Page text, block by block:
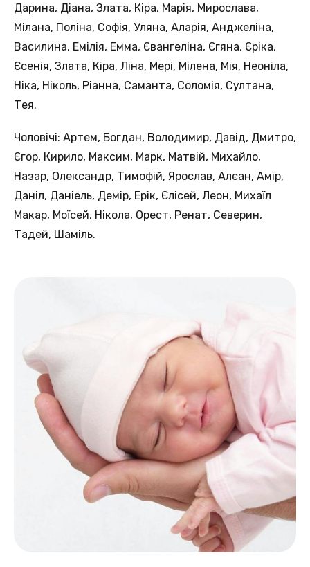
Дарина, Діана, Злата, Кіра, Марія, Мирослава,
Мілана, Поліна, Софія, Уляна, Аларія, Анджеліна,
Василина, Емілія, Емма, Євангеліна, Єгяна, Єріка,
Єсенія, Злата, Кіра, Ліна, Мері, Мілена, Мія, Неоніла,
Ніка, Ніколь, Ріанна, Саманта, Соломія, Султана,
Тея.
Чоловічі: Артем, Богдан, Володимир, Давід, Дмитро,
Єгор, Кирило, Максим, Марк, Матвій, Михайло,
Назар, Олександр, Тимофій, Ярослав, Алєан, Амір,
Даніл, Даніель, Демір, Ерік, Єлісей, Леон, Михаїл
Макар, Моїсей, Нікола, Орест, Ренат, Северин,
Тадей, Шаміль.